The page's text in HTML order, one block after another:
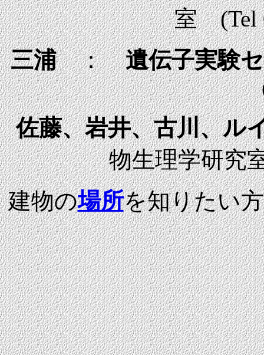
室 (Tel
三浦：遺伝子実験
佐藤、岩井、古川、ル
物生理学研究
建物の場所を知りたい